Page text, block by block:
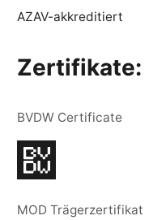
AZAV-akkreditiert
Zertifikate:
BVDW Certificate
MOD Trägerzertifikat